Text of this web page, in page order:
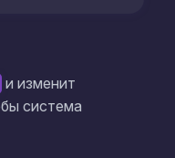
и изменит
система